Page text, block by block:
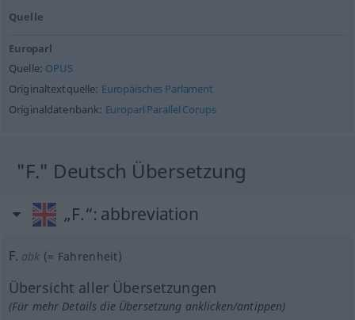
Quelle
Europarl
Quelle: OPUS
Originaltextquelle: Europäisches Parlament
Originaldatenbank: Europarl Parallel Corups
"F." Deutsch Übersetzung
„F.“: abbreviation
F. abk (= Fahrenheit)
Übersicht aller Übersetzungen
(Für mehr Details die Übersetzung anklicken/antippen)